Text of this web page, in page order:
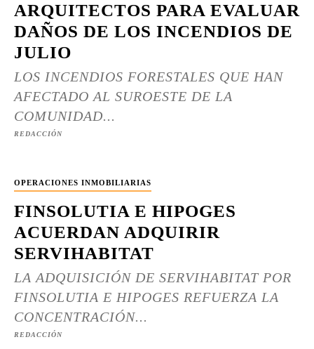
ARQUITECTOS PARA EVALUAR
DAÑOS DE LOS INCENDIOS DE
JULIO
LOS INCENDIOS FORESTALES QUE HAN
AFECTADO AL SUROESTE DE LA
COMUNIDAD...
REDACCIÓN
OPERACIONES INMOBILIARIAS
FINSOLUTIA E HIPOGES
ACUERDAN ADQUIRIR
SERVIHABITAT
LA ADQUISICIÓN DE SERVIHABITAT POR
FINSOLUTIA E HIPOGES REFUERZA LA
CONCENTRACIÓN...
REDACCIÓN